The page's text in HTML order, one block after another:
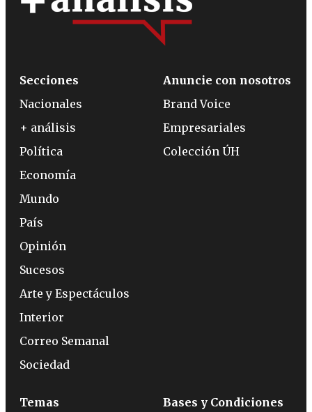
Secciones
Nacionales
+ análisis
Política
Economía
Mundo
País
Opinión
Sucesos
Arte y Espectáculos
Interior
Correo Semanal
Sociedad
Anuncie con nosotros
Brand Voice
Empresariales
Colección ÚH
Temas
Bases y Condiciones